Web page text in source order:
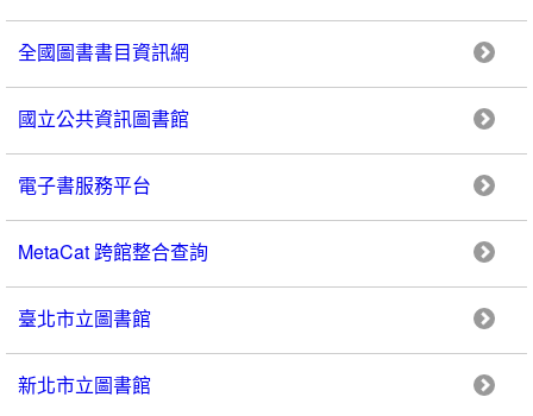
全國圖書書目資訊網
國立公共資訊圖書館
電子書服務平台
MetaCat 跨館整合查詢
臺北市立圖書館
新北市立圖書館